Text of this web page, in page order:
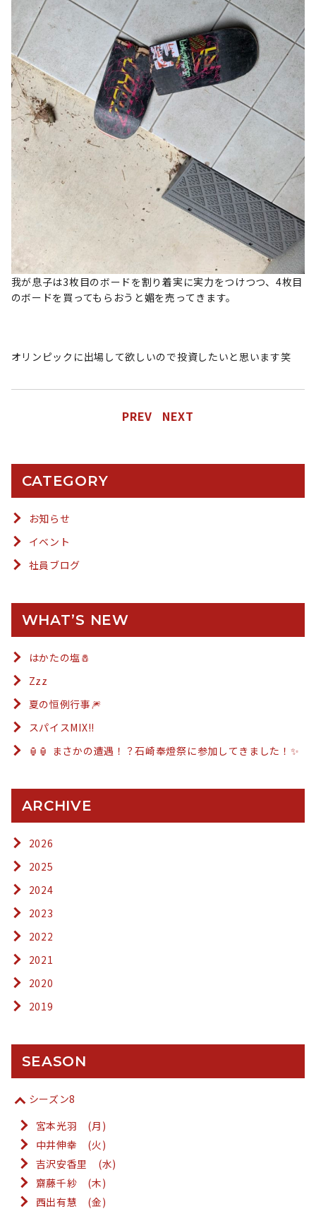
我が息子は3枚目のボードを割り着実に実力をつけつつ、4枚目
のボードを買ってもらおうと媚を売ってきます。
オリンピックに出場して欲しいので投資したいと思います笑
PREV NEXT
CATEGORY
お知らせ
イベント
社員ブログ
WHAT’S NEW
はかたの塩🧂
Zzz
夏の恒例行事🎆
スパイスMIX!!
🏮🏮 まさかの遭遇！？石崎奉燈祭に参加してきました！✨
ARCHIVE
2026
2025
2024
2023
2022
2021
2020
2019
SEASON
シーズン8
宮本光羽 (月)
中井伸幸 (火)
吉沢安香里 (水)
齋藤千紗 (木)
西出有慧 (金)